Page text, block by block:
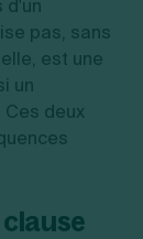
d'un
pas, sans
est une
un
deux